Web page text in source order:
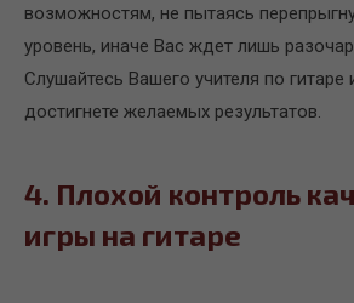
возможностям, не пытаясь
уровень, иначе Вас ждет лишь
Слушайтесь Вашего учителя по гитаре
достигнете желаемых результатов.
4. Плохой контроль
игры на гитаре